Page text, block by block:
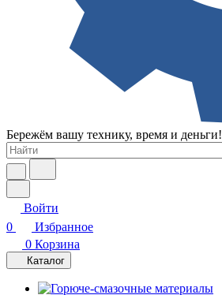
Бережём вашу технику, время и деньги!
Войти
0
Избранное
0 Корзина
Каталог